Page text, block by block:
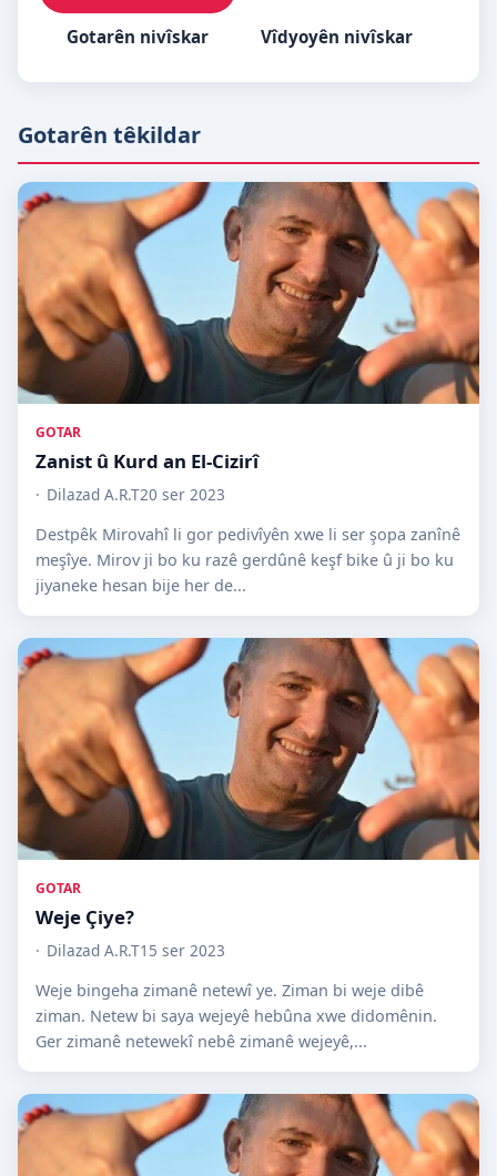
Gotarên nivîskar Vîdyoyên nivîskar
Gotarên têkildar
GOTAR
Zanist û Kurd an El-Cizirî
Dilazad A.R.T20 ser 2023
Destpêk Mirovahî li gor pedivîyên xwe li ser şopa zanînê
meşîye. Mirov ji bo ku razê gerdûnê keşf bike û ji bo ku
jiyaneke hesan bije her de...
GOTAR
Weje Çiye?
Dilazad A.R.T15 ser 2023
Weje bingeha zimanê netewî ye. Ziman bi weje dibê
ziman. Netew bi saya wejeyê hebûna xwe didomênin.
Ger zimanê netewekî nebê zimanê wejeyê,...